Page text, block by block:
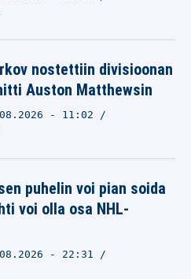
nostettiin divisioonan
Auston Matthewsin
- 11:02
puhelin voi pian soida
voi olla osa NHL-
- 22:31